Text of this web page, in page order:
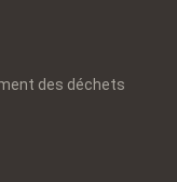
des déchets